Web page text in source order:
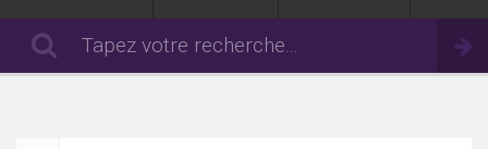
CATÉGORIES Commander